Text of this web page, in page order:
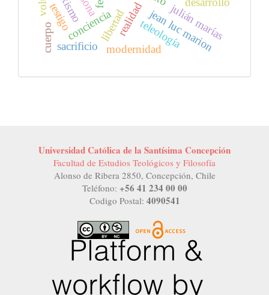
concienciarealidadjean luc marion
testigo julián marías
libertad teleología
fe
modernidad
sacrificio
cuerpo
Universidad Católica de la Santísima Concepción
Facultad de Estudios Teológicos y Filosofía
Alonso de Ribera 2850, Concepción, Chile
Teléfono: +56 41 234 00 00
Codigo Postal: 4090541